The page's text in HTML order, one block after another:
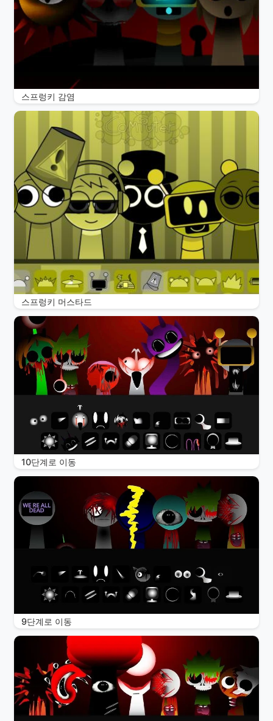
스프렁키 감염
스프렁키 머스타드
10단계로 이동
9단계로 이동